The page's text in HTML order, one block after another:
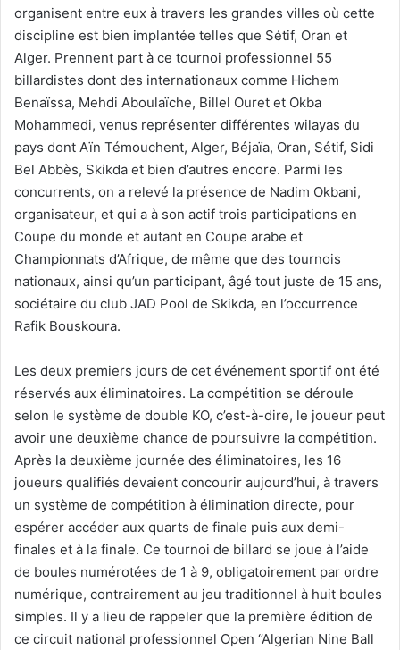
organisent entre eux à travers les grandes villes où cette
discipline est bien implantée telles que Sétif, Oran et
Alger. Prennent part à ce tournoi professionnel 55
billardistes dont des internationaux comme Hichem
Benaïssa, Mehdi Aboulaïche, Billel Ouret et Okba
Mohammedi, venus représenter différentes wilayas du
pays dont Aïn Témouchent, Alger, Béjaïa, Oran, Sétif, Sidi
Bel Abbès, Skikda et bien d’autres encore. Parmi les
concurrents, on a relevé la présence de Nadim Okbani,
organisateur, et qui a à son actif trois participations en
Coupe du monde et autant en Coupe arabe et
Championnats d’Afrique, de même que des tournois
nationaux, ainsi qu’un participant, âgé tout juste de 15 ans,
sociétaire du club JAD Pool de Skikda, en l’occurrence
Rafik Bouskoura.
Les deux premiers jours de cet événement sportif ont été
réservés aux éliminatoires. La compétition se déroule
selon le système de double KO, c’est-à-dire, le joueur peut
avoir une deuxième chance de poursuivre la compétition.
Après la deuxième journée des éliminatoires, les 16
joueurs qualifiés devaient concourir aujourd’hui, à travers
un système de compétition à élimination directe, pour
espérer accéder aux quarts de finale puis aux demi-
finales et à la finale. Ce tournoi de billard se joue à l’aide
de boules numérotées de 1 à 9, obligatoirement par ordre
numérique, contrairement au jeu traditionnel à huit boules
simples. Il y a lieu de rappeler que la première édition de
ce circuit national professionnel Open ‘’Algerian Nine Ball